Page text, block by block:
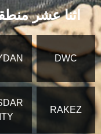
اثنا عشر
DWC
RAKEZ